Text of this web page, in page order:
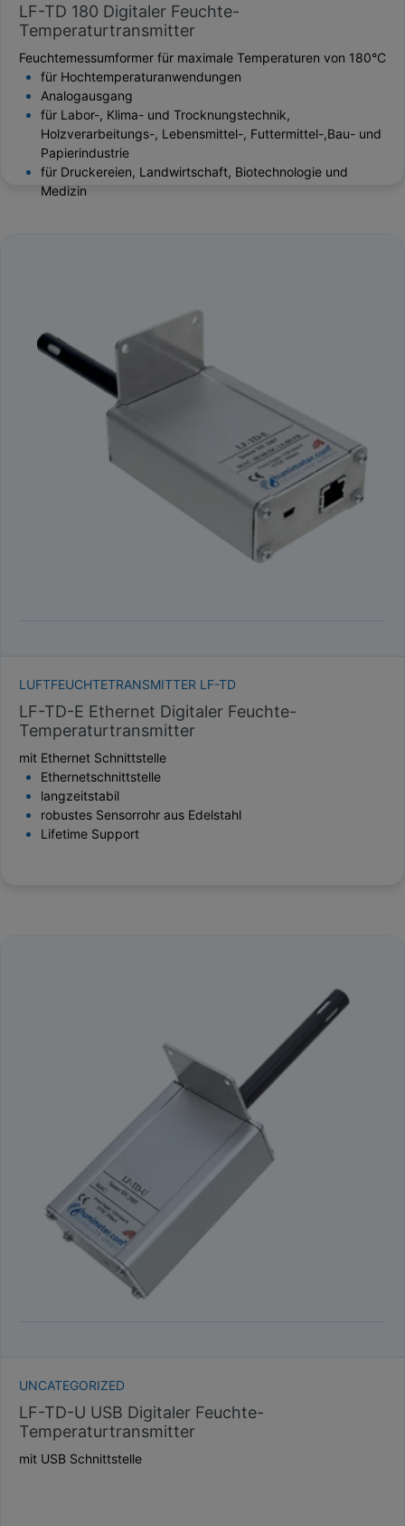
LF-TD 180 Digitaler Feuchte-
Temperaturtransmitter
Feuchtemessumformer für maximale Temperaturen von 180°C
für Hochtemperaturanwendungen
Analogausgang
für Labor-, Klima- und Trocknungstechnik,
Holzverarbeitungs-, Lebensmittel-, Futtermittel-,Bau- und
Papierindustrie
für Druckereien, Landwirtschaft, Biotechnologie und
Medizin
LUFTFEUCHTETRANSMITTER LF-TD
LF-TD-E Ethernet Digitaler Feuchte-
Temperaturtransmitter
mit Ethernet Schnittstelle
Ethernetschnittstelle
langzeitstabil
robustes Sensorrohr aus Edelstahl
Lifetime Support
UNCATEGORIZED
LF-TD-U USB Digitaler Feuchte-
Temperaturtransmitter
mit USB Schnittstelle